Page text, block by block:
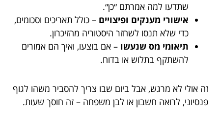
שתדעו למה אמרתם ״כן״.
אישורי מענקים ופיצויים – כולל תאריכים וסכומים,
כדי שלא תנסו לשחזר היסטוריה מהזיכרון.
תיאומי מס שנעשו – אם בוצעו, ואיך הם אמורים
להשתקף בתלוש או בדוח.
זה אולי לא מרגש, אבל ביום שבו צריך להסביר משהו לגוף
פנסיוני, לרואה חשבון או לבן משפחה – זה חוסך שעות.